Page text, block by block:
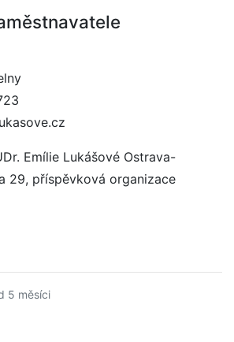
Emílie Lukášové Ostrava-
29, příspěvková organizace
5 měsíci